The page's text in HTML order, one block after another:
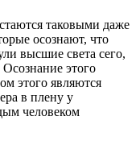
таковыми даже
осознают, что
высшие света сего,
этого
этого являются
в плену у
человеком